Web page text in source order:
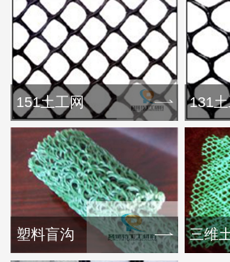
151土工网 131
塑料盲沟 三维